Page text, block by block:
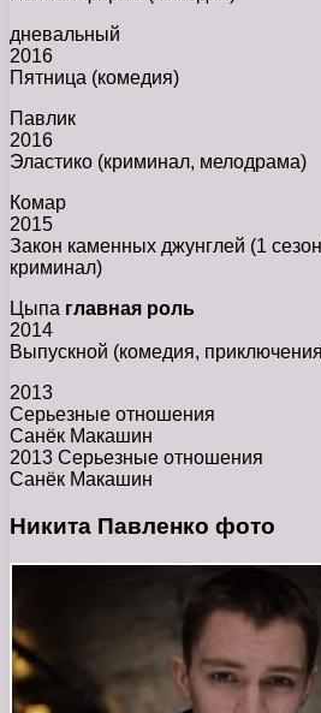
дневальный
2016
Пятница (комедия)
Павлик
2016
Эластико (криминал, мелодрама)
Комар
2015
Закон каменных джунглей (1
криминал)
Цыпа главная роль
2014
Выпускной (комедия,
2013
Серьезные отношения
Санёк Макашин
2013 Серьезные отношения
Санёк Макашин
Никита Павленко фото